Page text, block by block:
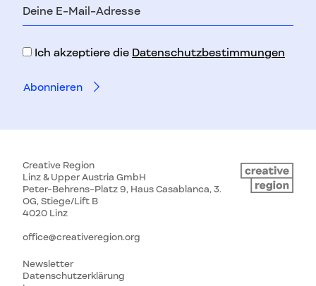
Mail-
Ich akzeptiere die Datenschutzbestimmungen
Creative Region
Linz & Upper Austria GmbH
Peter-Behrens-Platz 9, Haus Casablanca, 3.
OG, Stiege/Lift B
4020 Linz
office@creativeregion.org
Newsletter
Datenschutzerklärung